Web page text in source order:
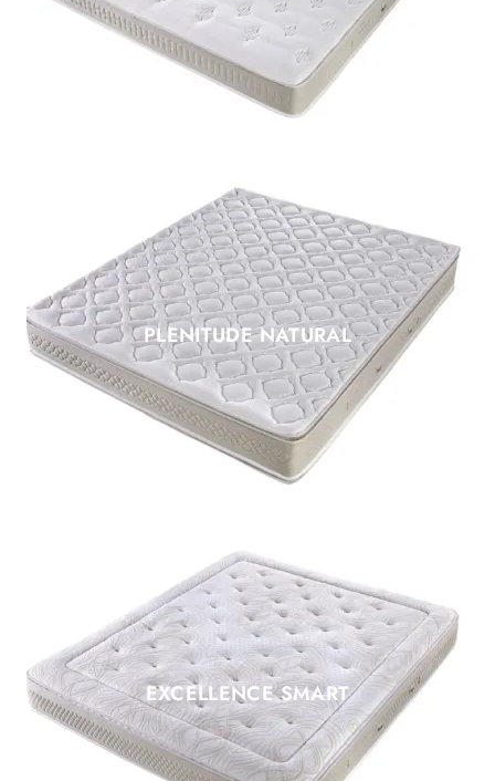
PLENITUDE NATURAL
EXCELLENCE SMART